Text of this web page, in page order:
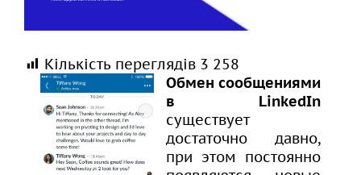
Кількість переглядів 3 258
Обмен сообщениями
в LinkedIn
существует
достаточно давно,
при этом постоянно